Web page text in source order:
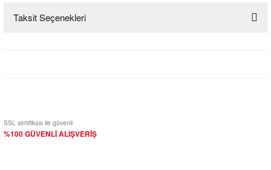
Bu ürüne ilk yorumu siz yapın!
Taksit Seçenekleri
SSL sertifikası ile güvenli
%100 GÜVENLİ ALIŞVERİŞ